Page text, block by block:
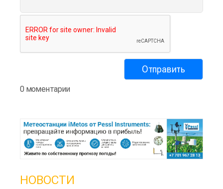
0 моментарии
НОВОСТИ